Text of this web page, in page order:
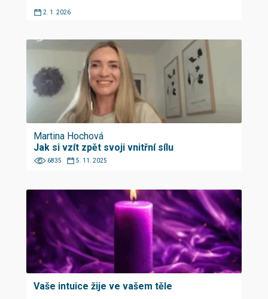
2. 1. 2026
Martina Hochová
Jak si vzít zpět svoji vnitřní sílu
6835 5. 11. 2025
Vaše intuice žije ve vašem těle